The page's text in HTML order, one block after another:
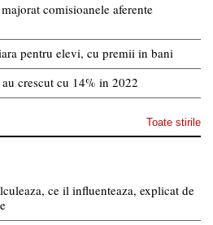
comisioanele aferente
pentru elevi, cu premii in bani
crescut cu 14% in 2022
Toate stirile
ce il influenteaza, explicat de